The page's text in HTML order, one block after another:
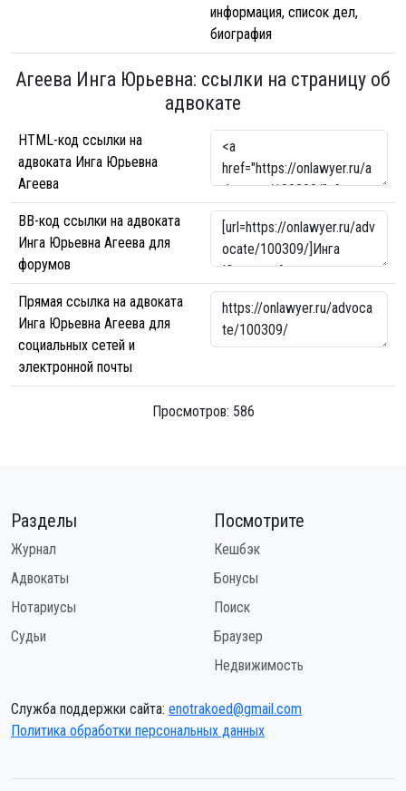
информация, список дел,
биография
Агеева Инга Юрьевна: ссылки на страницу об
адвокате
HTML-код ссылки на
адвоката Инга Юрьевна
Агеева
BB-код ссылки на адвоката
Инга Юрьевна Агеева для
форумов
Прямая ссылка на адвоката
Инга Юрьевна Агеева для
социальных сетей и
электронной почты
Просмотров: 586
Разделы
Журнал
Адвокаты
Нотариусы
Судьи
Посмотрите
Кешбэк
Бонусы
Поиск
Браузер
Недвижимость
Служба поддержки сайта: enotrakoed@gmail.com
Политика обработки персональных данных